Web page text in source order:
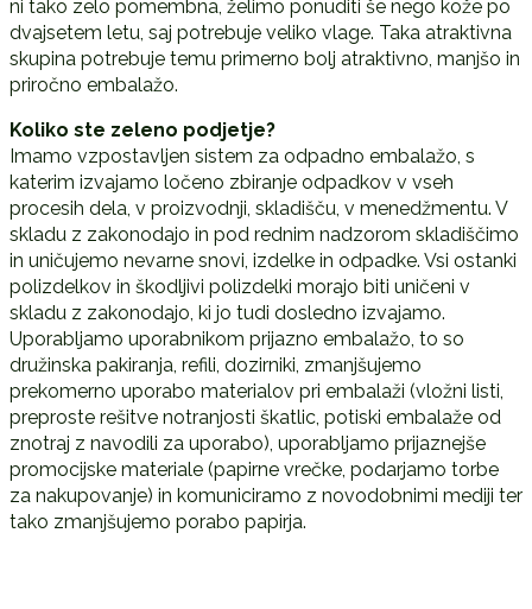
ni tako zelo pomembna, želimo ponuditi še nego kože po
dvajsetem letu, saj potrebuje veliko vlage. Taka atraktivna
skupina potrebuje temu primerno bolj atraktivno, manjšo in
priročno embalažo.
Koliko ste zeleno podjetje?
Imamo vzpostavljen sistem za odpadno embalažo, s
katerim izvajamo ločeno zbiranje odpadkov v vseh
procesih dela, v proizvodnji, skladišču, v menedžmentu. V
skladu z zakonodajo in pod rednim nadzorom skladiščimo
in uničujemo nevarne snovi, izdelke in odpadke. Vsi ostanki
polizdelkov in škodljivi polizdelki morajo biti uničeni v
skladu z zakonodajo, ki jo tudi dosledno izvajamo.
Uporabljamo uporabnikom prijazno embalažo, to so
družinska pakiranja, refili, dozirniki, zmanjšujemo
prekomerno uporabo materialov pri embalaži (vložni listi,
preproste rešitve notranjosti škatlic, potiski embalaže od
znotraj z navodili za uporabo), uporabljamo prijaznejše
promocijske materiale (papirne vrečke, podarjamo torbe
za nakupovanje) in komuniciramo z novodobnimi mediji ter
tako zmanjšujemo porabo papirja.